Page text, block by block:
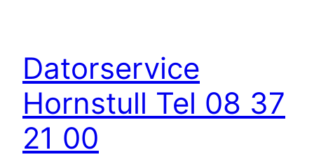
Datorservice
Hornstull Tel 08 37
21 00